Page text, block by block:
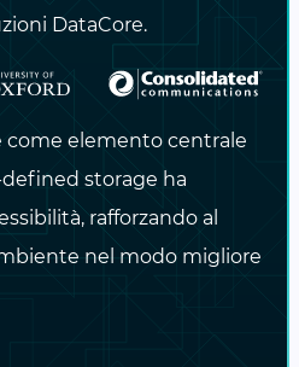
MOHAN
l’acquisizione
e i suoi effetti a
DataCore.
come elemento centrale
storage ha
rafforzando al
nel modo migliore